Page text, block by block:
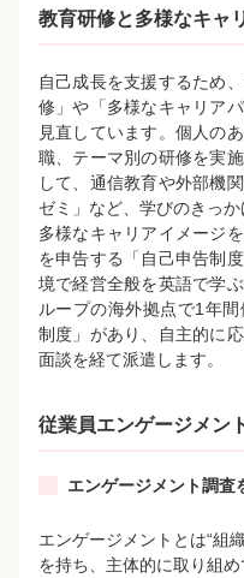
教育研修と多様なキャ
自己成長を支援するため
修」や「多様なキャリア
見直しています。個人の
職、テーマ別の研修を実
して、通信教育や外部機
ゼミ」など、学びのきっか
多様なキャリアイメージ
を申告する「自己申告制
境で経営全般を英語で学
ループの海外拠点で1年
制度」があり、自主的に
面談を経て派遣します。
従業員エンゲージメン
エンゲージメント調査
エンゲージメントとは“組
を持ち、主体的に取り組